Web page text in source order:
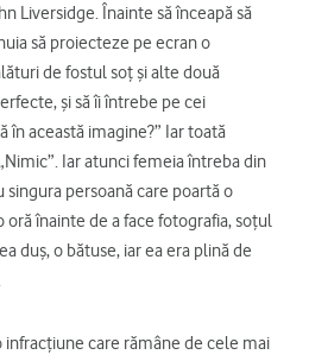
Liversidge. Înainte să înceapă să
să proiecteze pe ecran o
de fostul soț și alte două
și să îi întrebe pe cei
în această imagine?” Iar toată
Iar atunci femeia întreba din
singura persoană care poartă o
oră înainte de a face fotografia, soțul
duș, o bătuse, iar ea era plină de
care rămâne de cele mai